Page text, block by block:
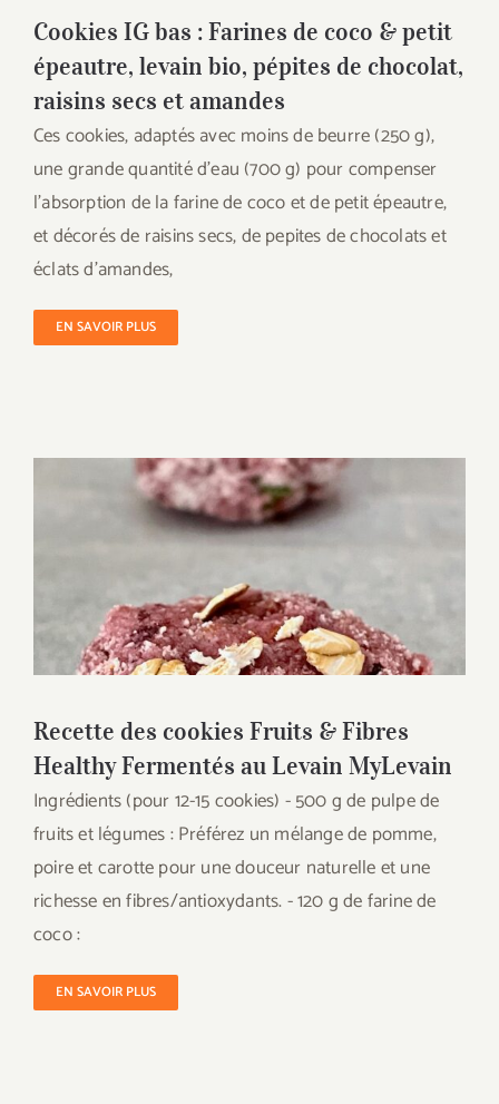
Cookies IG bas : Farines de coco & petit
épeautre, levain bio, pépites de chocolat,
raisins secs et amandes
Ces cookies, adaptés avec moins de beurre (250 g),
une grande quantité d’eau (700 g) pour compenser
l’absorption de la farine de coco et de petit épeautre,
et décorés de raisins secs, de pepites de chocolats et
éclats d’amandes,
EN SAVOIR PLUS
Recette des cookies Fruits & Fibres
Healthy Fermentés au Levain MyLevain
Recette des cookies Fruits & Fibres
Healthy Fermentés au Levain MyLevain
Ingrédients (pour 12-15 cookies) - 500 g de pulpe de
fruits et légumes : Préférez un mélange de pomme,
poire et carotte pour une douceur naturelle et une
richesse en fibres/antioxydants. - 120 g de farine de
coco :
EN SAVOIR PLUS